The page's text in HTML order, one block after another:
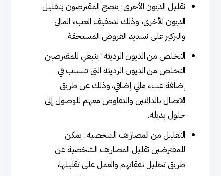
تقليل الديون الأخرى: ينصح المقترضون بتقليل
الديون الأخرى، وذلك لتخفيف العبء المالي
والتركيز على تسديد القروض المستحقة.
التخلص من الديون الرديئة: ينبغي للمقترضين
التخلص من الديون الرديئة التي تتسبب في
إضافة عبء مالي إضافي، وذلك عن طريق
الاتصال بالدائنين والتفاوض معهم للوصول إلى
حلول بديلة.
التقليل من المصاريف الشخصية: يمكن
للمقترضين تقليل المصاريف الشخصية عن
طريق تحليل نفقاتهم والعمل على تقليلها،